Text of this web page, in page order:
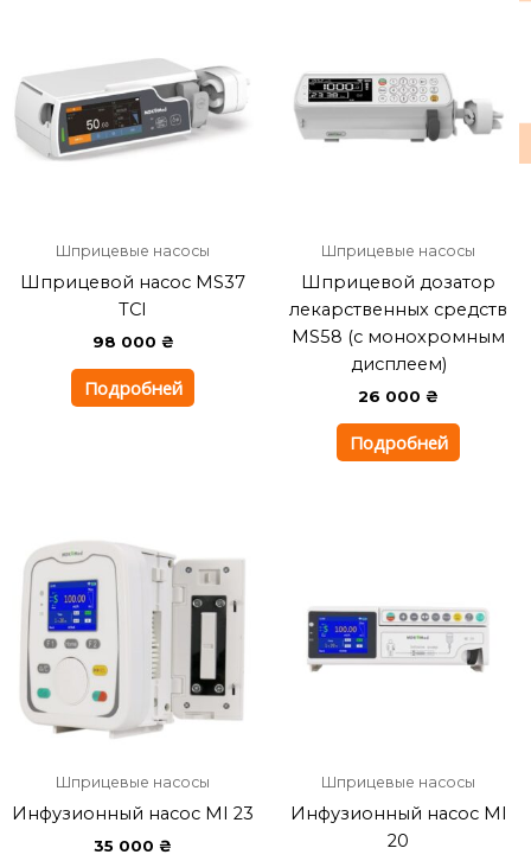
Шприцевые насосы
Шприцевой насос MS37
TCI
98 000 ₴
Подробней
Шприцевые насосы
Шприцевой дозатор
лекарственных средств
MS58 (с монохромным
дисплеем)
26 000 ₴
Подробней
Шприцевые насосы
Инфузионный насос MI 23
35 000 ₴
Шприцевые насосы
Инфузионный насос MI
20